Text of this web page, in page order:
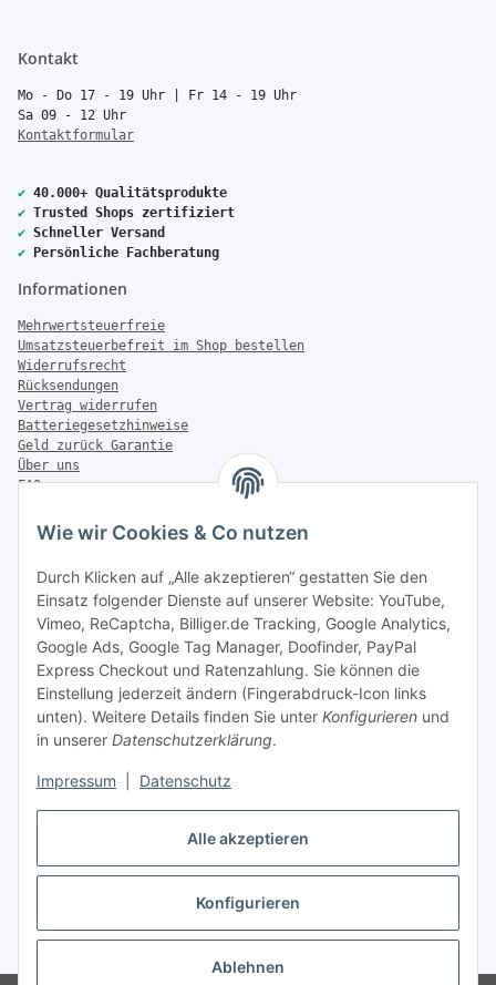
Alle akzeptieren
Konfigurieren
Ablehnen
Wie wir Cookies & Co nutzen
Durch Klicken auf „Alle akzeptieren“ gestatten Sie den
Einsatz folgender Dienste auf unserer Website: YouTube,
Vimeo, ReCaptcha, Billiger.de Tracking, Google Analytics,
Google Ads, Google Tag Manager, Doofinder, PayPal
Express Checkout und Ratenzahlung. Sie können die
Einstellung jederzeit ändern (Fingerabdruck-Icon links
unten). Weitere Details finden Sie unter Konfigurieren und
in unserer Datenschutzerklärung.
Impressum Datenschutz
Kontakt
Mo - Do 17 - 19 Uhr | Fr 14 - 19 Uhr
Sa 09 - 12 Uhr
Kontaktformular
✔ 40.000+ Qualitätsprodukte
✔ Trusted Shops zertifiziert
✔ Schneller Versand
✔ Persönliche Fachberatung
Informationen
Mehrwertsteuerfreie
Umsatzsteuerbefreit im Shop bestellen
Widerrufsrecht
Rücksendungen
Vertrag widerrufen
Batteriegesetzhinweise
Geld zurück Garantie
Über uns
FAQ
Zahlung & Versand
Versandinformationen
Sonstiges
* Alle Preise inkl. gesetzlicher USt., zzgl.Versand